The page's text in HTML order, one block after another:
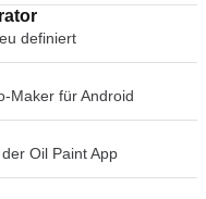
definiert
Maker für Android
Oil Paint App